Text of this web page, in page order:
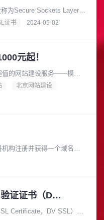
为Secure Sockets Layer证
客户端和服务器之间传输
证书 2024-05-02
元起！
值的网站建设服务——模板
有听错，只要1000元，就
北京网站建设
构注册并获得一个域名的
似于门牌号码，方便用户
ssl数字证书；什么是域名验证证书（DV SSL）
Certificate，DV SSL）是